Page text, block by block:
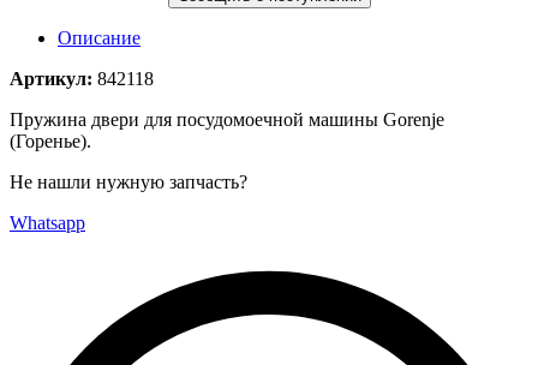
Описание
Артикул: 842118
Пружина двери для посудомоечной машины Gorenje
(Горенье).
Не нашли нужную запчасть?
Whatsapp